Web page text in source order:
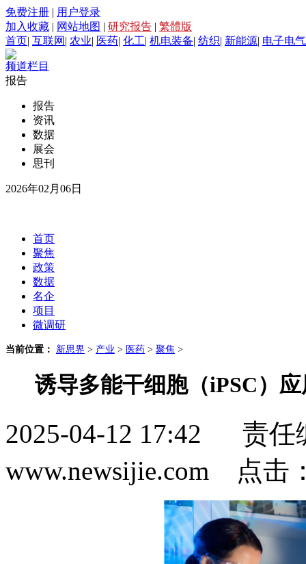
免费注册 | 用户登录
加入收藏 | 网站地图 | 研究报告 | 繁體版
首页| 互联网 | 农业| 医药| 化工| 机电装备| 纺织| 新能源| 电子电气
频道栏目
报告
报告
资讯
数据
展会
思刊
2026年02月06日
首页
聚焦
政策
数据
名企
项目
微调研
当前位置： 新思界 > 产业 > 医药 > 聚焦 >
诱导多能干细胞（iPSC）
2025-04-12 17:42 责
www.newsijie.com 点击